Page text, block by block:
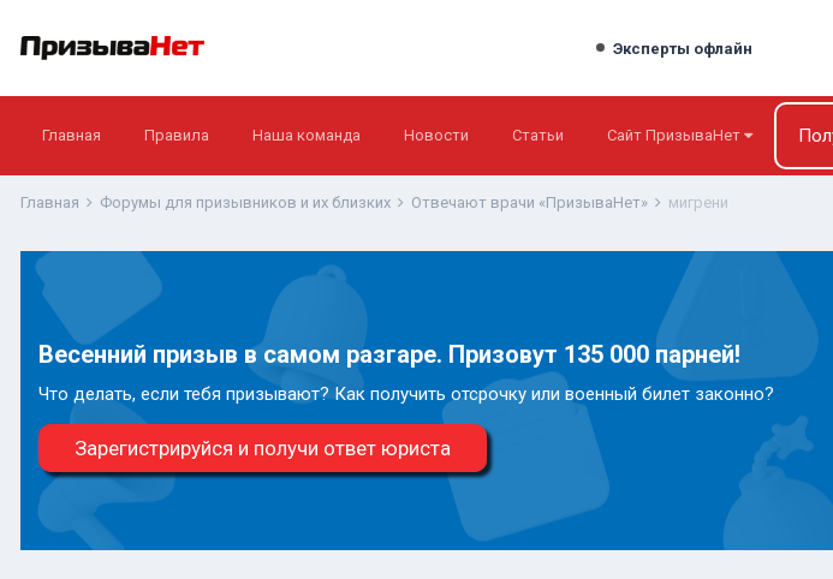
Эксперты офлайн
Главная Правила Наша команда Новости Статьи Сайт ПризываНет
Главная Форумы для призывников и их близких Отвечают врачи «ПризываНет» мигрени
Весенний призыв в самом разгаре. Призовут 135 000 парней!
Что делать, если тебя призывают? Как получить отсрочку или военный билет законно?
Зарегистрируйся и получи ответ юриста